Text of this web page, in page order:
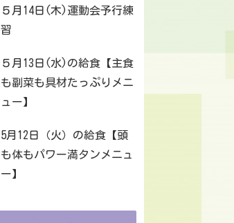
５月14日(木)運動会予行練
習
５月13日(水)の給食【主食
も副菜も具材たっぷりメニ
ュー】
5月12日（火）の給食【頭
も体もパワー満タンメニュ
ー】